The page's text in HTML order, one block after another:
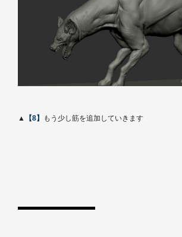
▲ 【8】 もう少し筋を追加していきます